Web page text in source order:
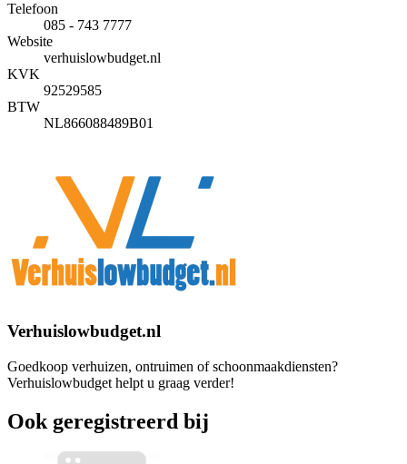
Telefoon
085 - 743 7777
Website
verhuislowbudget.nl
KVK
92529585
BTW
NL866088489B01
Verhuislowbudget.nl
Goedkoop verhuizen, ontruimen of schoonmaakdiensten?
Verhuislowbudget helpt u graag verder!
Ook geregistreerd bij